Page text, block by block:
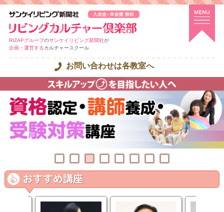
RIZAPグループのサンケイリビング新聞社が
企画・運営するカルチャースクール
お問い合わせは各教室へ